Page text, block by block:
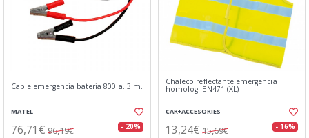
Cable emergencia bateria 800 a. 3 m.
MATEL
76,71€ 96,19€ - 20%
Chaleco reflectante emergencia
homolog. EN471 (XL)
CAR+ACCESORIES
13,24€ 15,69€ - 16%